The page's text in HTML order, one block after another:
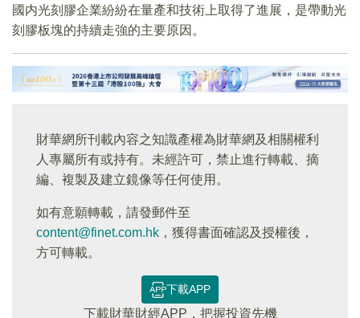
國内光刻膠企業紛紛在量產和技術上取得了進展，是帶動光
刻膠板塊的持續走強的主要原因。
財華網所刊載內容之知識產權為財華網及相關權利
人專屬所有或持有。未經許可，禁止進行轉載、摘
編、複製及建立鏡像等任何使用。
如有意願轉載，請發郵件至
content@finet.com.hk ，獲得書面確認及授權後，
方可轉載。
下載APP
下載財華財經APP，把握投資先機